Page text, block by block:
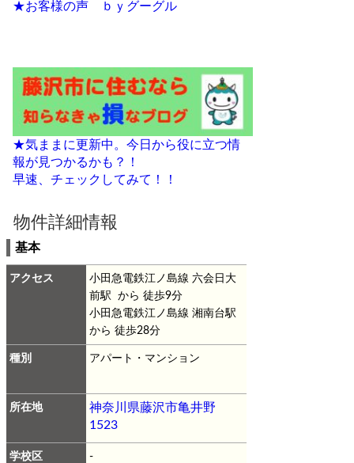
★お客様の声 ｂｙグーグル
★気ままに更新中。今日から役に立つ情
報が見つかるかも？！
早速、チェックしてみて！！
物件詳細情報
基本
アクセス
小田急電鉄江ノ島線 六会日大
前駅 から 徒歩9分
小田急電鉄江ノ島線 湘南台駅
から 徒歩28分
種別 アパート・マンション
所在地
神奈川県藤沢市亀井野
1523
学校区 -